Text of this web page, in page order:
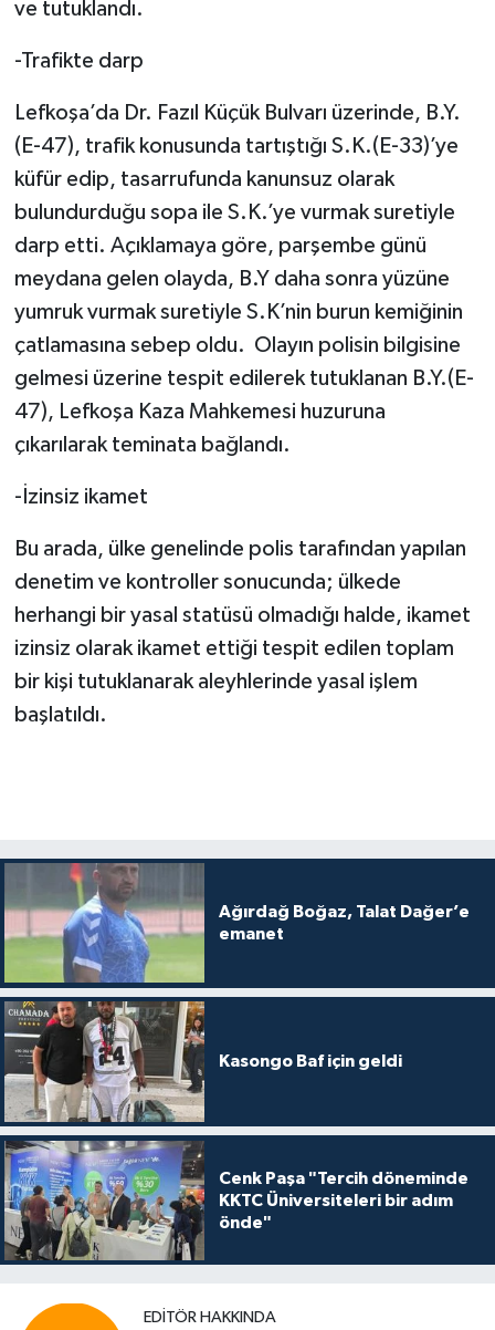
ve tutuklandı.
-Trafikte darp
Lefkoşa’da Dr. Fazıl Küçük Bulvarı üzerinde, B.Y.
(E-47), trafik konusunda tartıştığı S.K.(E-33)’ye
küfür edip, tasarrufunda kanunsuz olarak
bulundurduğu sopa ile S.K.’ye vurmak suretiyle
darp etti. Açıklamaya göre, parşembe günü
meydana gelen olayda, B.Y daha sonra yüzüne
yumruk vurmak suretiyle S.K’nin burun kemiğinin
çatlamasına sebep oldu. Olayın polisin bilgisine
gelmesi üzerine tespit edilerek tutuklanan B.Y.(E-
47), Lefkoşa Kaza Mahkemesi huzuruna
çıkarılarak teminata bağlandı.
-İzinsiz ikamet
Bu arada, ülke genelinde polis tarafından yapılan
denetim ve kontroller sonucunda; ülkede
herhangi bir yasal statüsü olmadığı halde, ikamet
izinsiz olarak ikamet ettiği tespit edilen toplam
bir kişi tutuklanarak aleyhlerinde yasal işlem
başlatıldı.
Ağırdağ Boğaz, Talat Dağer’e
emanet
Kasongo Baf için geldi
Cenk Paşa "Tercih döneminde
KKTC Üniversiteleri bir adım
önde"
EDITÖR HAKKINDA